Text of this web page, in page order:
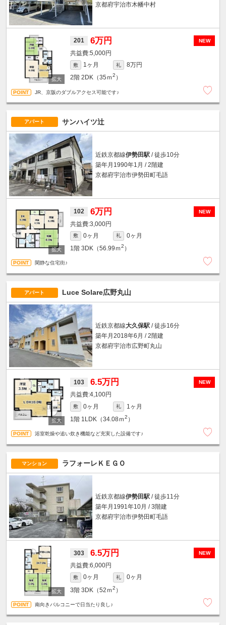
京都府宇治市木幡中村
NEW
201 6万円
5,000円
敷 1ヶ月 礼
8万円
2階 2DK（35ｍ2 ）
JR、京阪のダブルアクセス可能です♪
アパート サンハイツ辻
近鉄京都線伊勢田駅/ 徒歩10分
築年月1990年1月 / 2階建
京都府宇治市伊勢田町毛語
NEW
102 6万円
3,000円
敷 0ヶ月 礼
0ヶ月
1階 3DK（56.99ｍ2 ）
閑静な住宅街♪
アパート Luce Solare広野丸山
近鉄京都線大久保駅/ 徒歩16分
築年月2018年6月 / 2階建
京都府宇治市広野町丸山
NEW
103 6.5万円
4,100円
敷 0ヶ月 礼
1ヶ月
1階 1LDK（34.08ｍ2 ）
浴室乾燥や追い炊き機能など充実した設備です♪
マンション ラフォーレＫＥＧＯ
近鉄京都線伊勢田駅/ 徒歩11分
築年月1991年10月 / 3階建
京都府宇治市伊勢田町毛語
NEW
303 6.5万円
6,000円
敷 0ヶ月 礼
0ヶ月
3階 3DK（52ｍ2 ）
南向きバルコニーで日当たり良し♪